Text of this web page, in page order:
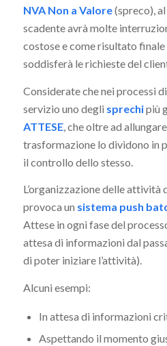
NVA Non a Valore(spreco),
scadente avrà molte
costose e come risultato finale
soddisferà le richieste del
Considerate che nei processi
servizio uno degli sprechipiù
ATTESE, che oltre ad
trasformazione lo dividono in
il controllo dello stesso.
L’organizzazione delle attività
provoca un sistema push
Attese in ogni fase del
attesa di informazioni dal
di poter iniziare l’attività).
Alcuni esempi:
In attesa di informazioni
Aspettando il momento